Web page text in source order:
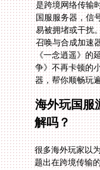
器，帮你顺畅玩
海外玩国服
解吗？
很多海外玩家以
题出在跨境传输
成》，信号从你
洋海底光缆、国
链路都可能出现
如果负载过高，
了。更糟的是，
然限速，或者用
争》这种实时对
《一念逍遥》的
《召唤与合成》
这些痛点，我之